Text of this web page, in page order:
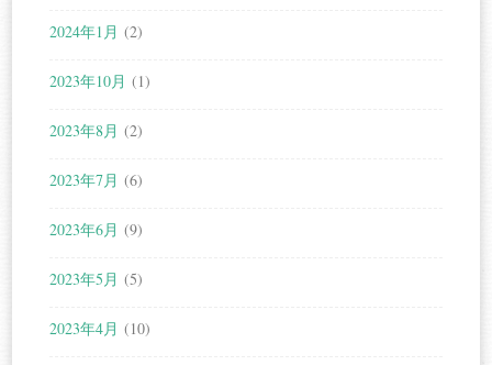
2024年1月 (2)
2023年10月 (1)
2023年8月 (2)
2023年7月 (6)
2023年6月 (9)
2023年5月 (5)
2023年4月 (10)